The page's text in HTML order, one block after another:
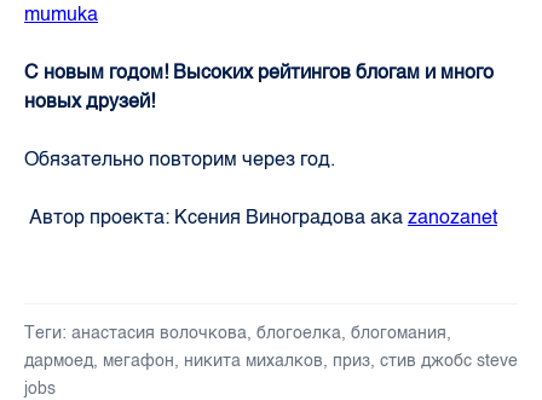
mumuka
С новым годом! Высоких рейтингов блогам и много
новых друзей!
Обязательно повторим через год.
Автор проекта: Ксения Виноградова ака zanozanet
Теги: анастасия волочкова, блогоелка, блогомания,
дармоед, мегафон, никита михалков, приз, стив джобс steve
jobs